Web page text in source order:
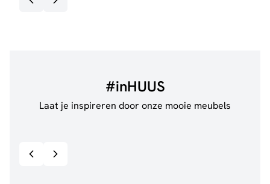
#inHUUS
Laat je inspireren door onze mooie meubels